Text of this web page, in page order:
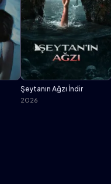
Şeytanın Ağzı İndir
2026